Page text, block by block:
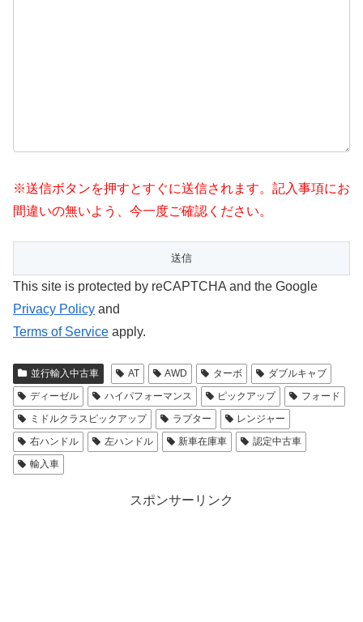
※送信ボタンを押すとすぐに送信されます。記入事項にお
間違いの無いよう、今一度ご確認ください。
This site is protected by reCAPTCHA and the Google
Privacy Policy and
Terms of Service apply.
並行輸入中古車 AT AWD ターボ
ダブルキャブ
ディーゼル
ハイパフォーマンス ピックアップ
フォード
ミドルクラスピックアップ
ラプター
レンジャー
右ハンドル
左ハンドル 新車在庫車
認定中古車
輸入車
スポンサーリンク